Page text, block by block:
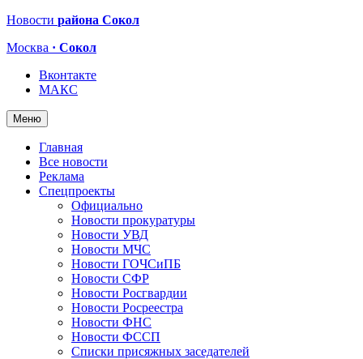
Новости района Сокол
Москва · Сокол
Вконтакте
МАКС
Меню
Главная
Все новости
Реклама
Спецпроекты
Официально
Новости прокуратуры
Новости УВД
Новости МЧС
Новости ГОЧСиПБ
Новости СФР
Новости Росгвардии
Новости Росреестра
Новости ФНС
Новости ФССП
Списки присяжных заседателей